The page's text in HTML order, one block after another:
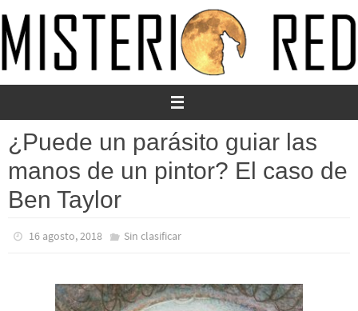
al
contenido
¿Puede un parásito guiar las
manos de un pintor? El caso de
Ben Taylor
16 agosto, 2018 Sin clasificar